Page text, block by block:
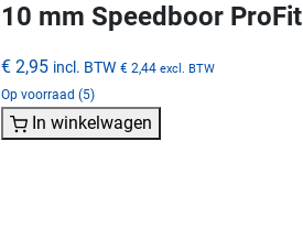
10 mm Speedboor ProFit
€ 2,95 incl. BTW € 2,44 excl. BTW
Op voorraad (5)
In winkelwagen